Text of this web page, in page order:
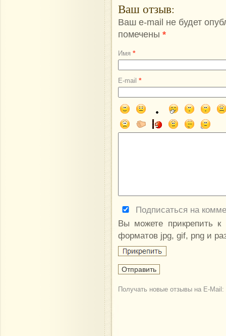
Ваш отзыв:
Ваш e-mail не будет
помечены *
Имя *
E-mail *
Подписаться на
Вы можете прикрепить
форматов jpg, gif, png и
Получать новые отзывы на E-Mail: